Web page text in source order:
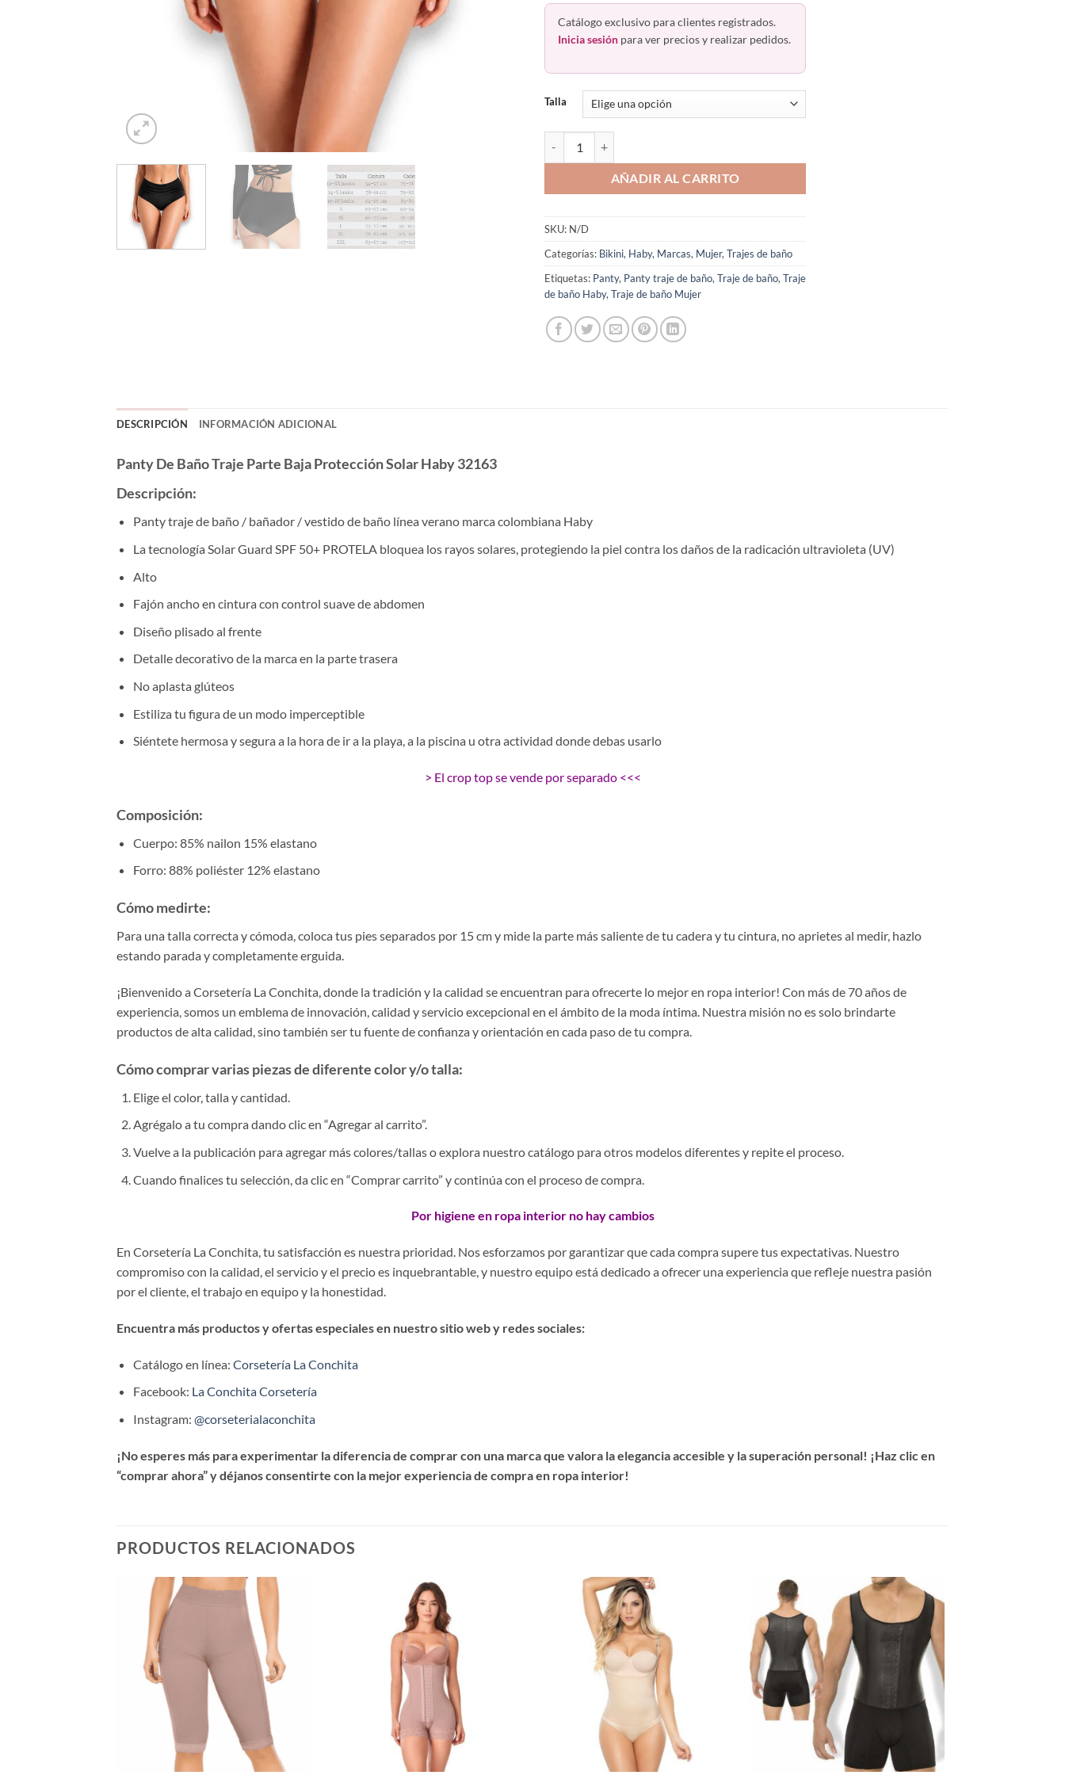
Catálogo exclusivo para clientes registrados.
Inicia sesión para ver precios y realizar pedidos.
Talla
AÑADIR AL CARRITO
SKU: N/D
Categorías: Bikini, Haby, Marcas, Mujer,Trajes de baño
Etiquetas: Panty, Panty traje de baño,Traje de baño,Traje
de baño Haby,Traje de baño Mujer
DESCRIPCIÓN INFORMACIÓN ADICIONAL
Panty De Baño Traje Parte Baja Protección Solar Haby 32163
Descripción:
Panty traje de baño / bañador / vestido de baño línea verano marca colombiana Haby
La tecnología Solar Guard SPF 50+ PROTELA bloquea los rayos solares, protegiendo la piel contra los daños de la radicación ultravioleta (UV)
Alto
Fajón ancho en cintura con control suave de abdomen
Diseño plisado al frente
Detalle decorativo de la marca en la parte trasera
No aplasta glúteos
Estiliza tu figura de un modo imperceptible
Siéntete hermosa y segura a la hora de ir a la playa, a la piscina u otra actividad donde debas usarlo
> El crop top se vende por separado <<<
Composición:
Cuerpo: 85% nailon 15% elastano
Forro: 88% poliéster 12% elastano
Cómo medirte:
Para una talla correcta y cómoda, coloca tus pies separados por 15 cm y mide la parte más saliente de tu cadera y tu cintura, no aprietes al medir, hazlo
estando parada y completamente erguida.
¡Bienvenido a Corsetería La Conchita, donde la tradición y la calidad se encuentran para ofrecerte lo mejor en ropa interior! Con más de 70 años de
experiencia, somos un emblema de innovación, calidad y servicio excepcional en el ámbito de la moda íntima. Nuestra misión no es solo brindarte
productos de alta calidad, sino también ser tu fuente de confianza y orientación en cada paso de tu compra.
Cómo comprar varias piezas de diferente color y/o talla:
Elige el color, talla y cantidad.
Agrégalo a tu compra dando clic en “Agregar al carrito”.
Vuelve a la publicación para agregar más colores/tallas o explora nuestro catálogo para otros modelos diferentes y repite el proceso.
Cuando finalices tu selección, da clic en “Comprar carrito” y continúa con el proceso de compra.
Por higiene en ropa interior no hay cambios
En Corsetería La Conchita, tu satisfacción es nuestra prioridad. Nos esforzamos por garantizar que cada compra supere tus expectativas. Nuestro
compromiso con la calidad, el servicio y el precio es inquebrantable, y nuestro equipo está dedicado a ofrecer una experiencia que refleje nuestra pasión
por el cliente, el trabajo en equipo y la honestidad.
Encuentra más productos y ofertas especiales en nuestro sitio web y redes sociales:
Catálogo en línea: Corsetería La Conchita
Facebook: La Conchita Corsetería
Instagram: @corseterialaconchita
¡No esperes más para experimentar la diferencia de comprar con una marca que valora la elegancia accesible y la superación personal! ¡Haz clic en
“comprar ahora” y déjanos consentirte con la mejor experiencia de compra en ropa interior!
PRODUCTOS RELACIONADOS